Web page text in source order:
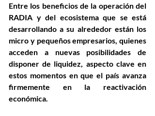
Entre los beneficios de la operación del
RADIA y del ecosistema que se está
desarrollando a su alrededor están los
micro y pequeños empresarios, quienes
acceden a nuevas posibilidades de
disponer de liquidez, aspecto clave en
estos momentos en que el país avanza
firmemente en la reactivación
económica.